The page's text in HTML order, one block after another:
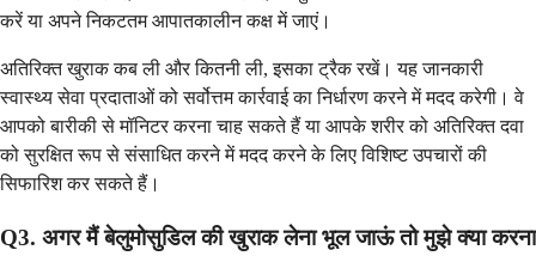
करें या अपने निकटतम आपातकालीन कक्ष में जाएं।
अतिरिक्त खुराक कब ली और कितनी ली, इसका ट्रैक रखें। यह जानकारी
स्वास्थ्य सेवा प्रदाताओं को सर्वोत्तम कार्रवाई का निर्धारण करने में मदद करेगी। वे
आपको बारीकी से मॉनिटर करना चाह सकते हैं या आपके शरीर को अतिरिक्त दवा
को सुरक्षित रूप से संसाधित करने में मदद करने के लिए विशिष्ट उपचारों की
सिफारिश कर सकते हैं।
Q3. अगर मैं बेलुमोसुडिल की खुराक लेना भूल जाऊं तो मुझे क्या करना